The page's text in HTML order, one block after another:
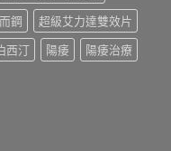
鋼
超級艾力達雙效片
西汀 陽痿
陽痿治療